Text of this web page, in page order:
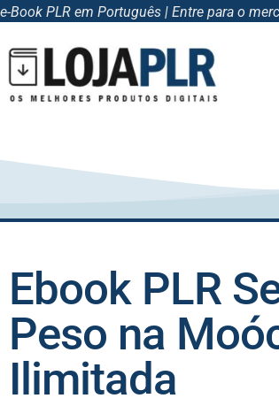
e-Book PLR em Português | Entre para o
Ebook PLR
Peso na
Ilimitada